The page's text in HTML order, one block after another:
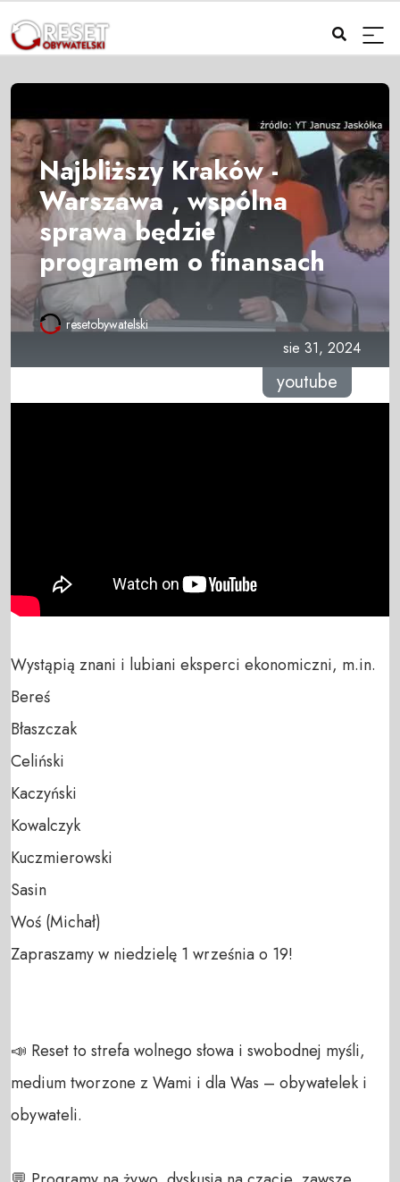
Najbliższy Kraków -
Warszawa , wspólna
sprawa będzie
programem o finansach
resetobywatelski
sie 31, 2024
youtube
Wystąpią znani i lubiani eksperci ekonomiczni, m.in.
Bereś
Błaszczak
Celiński
Kaczyński
Kowalczyk
Kuczmierowski
Sasin
Woś (Michał)
Zapraszamy w niedzielę 1 września o 19!
📣 Reset to strefa wolnego słowa i swobodnej myśli,
medium tworzone z Wami i dla Was – obywatelek i
obywateli.